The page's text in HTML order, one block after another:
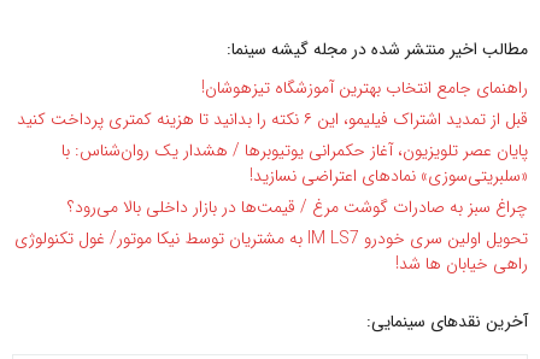
مطالب اخیر منتشر شده در مجله گیشه سینما:
راهنمای جامع انتخاب بهترین آموزشگاه تیزهوشان!
قبل از تمدید اشتراک فیلیمو، این ۶ نکته را بدانید تا هزینه کمتری پرداخت کنید
پایان عصر تلویزیون، آغاز حکمرانی یوتیوبرها / هشدار یک روان‌شناس: با
«سلبریتی‌سوزی» نمادهای اعتراضی نسازید!
چراغ سبز به صادرات گوشت مرغ / قیمت‌ها در بازار داخلی بالا می‌رود؟
تحویل اولین سری خودرو IM LS7 به مشتریان توسط نیکا موتور/ غول تکنولوژی
راهی خیابان ها شد!
آخرین نقدهای سینمایی: